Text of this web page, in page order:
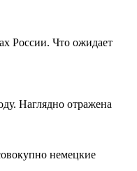
России. Что ожидает
Наглядно отражена
немецкие